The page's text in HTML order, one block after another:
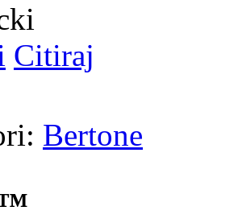
Citiraj
Bertone